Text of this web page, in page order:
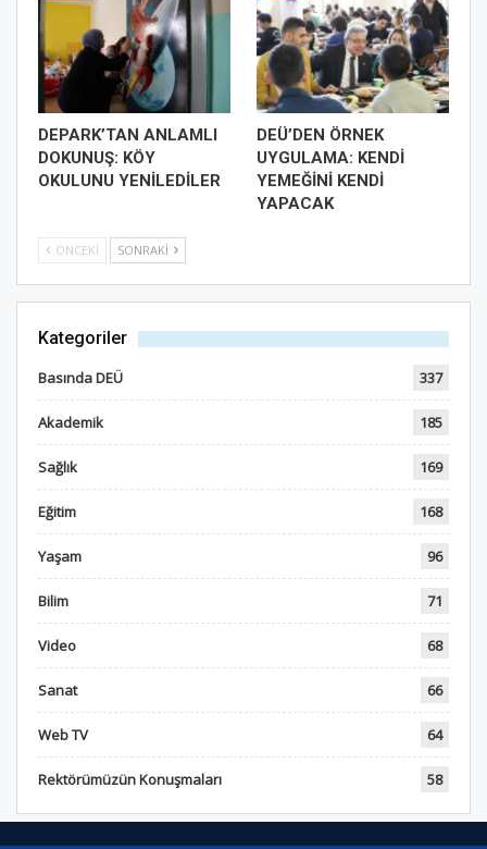
DEPARK’TAN ANLAMLI
DOKUNUŞ: KÖY
OKULUNU YENİLEDİLER
DEÜ’DEN ÖRNEK
UYGULAMA: KENDİ
YEMEĞİNİ KENDİ
YAPACAK
ÖNCEKI SONRAKI
Kategoriler
Basında DEÜ 337
Akademik 185
Sağlık 169
Eğitim 168
Yaşam 96
Bilim 71
Video 68
Sanat 66
Web TV 64
Rektörümüzün Konuşmaları 58